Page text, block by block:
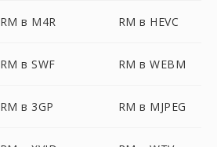
RM в M4R RM в HEVC
RM в SWF RM в WEBM
RM в 3GP RM в MJPEG